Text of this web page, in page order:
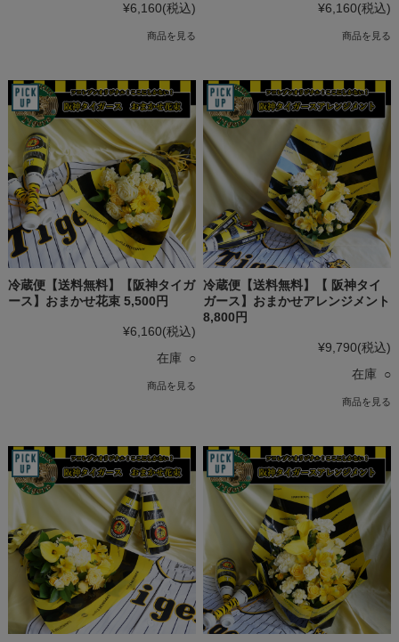
¥6,160(税込)
商品を見る
¥6,160(税込)
商品を見る
冷蔵便【送料無料】【阪神タイガ
ース】おまかせ花束 5,500円
¥6,160(税込)
在庫 ○
商品を見る
冷蔵便【送料無料】【 阪神タイ
ガース】おまかせアレンジメント
8,800円
¥9,790(税込)
在庫 ○
商品を見る